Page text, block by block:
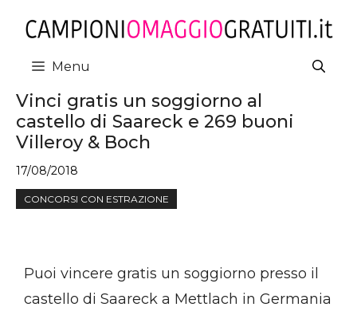
contenuto
Menu
Vinci gratis un soggiorno al
castello di Saareck e 269 buoni
Villeroy & Boch
17/08/2018
CONCORSI CON ESTRAZIONE
Puoi vincere gratis un soggiorno presso il
castello di Saareck a Mettlach in Germania